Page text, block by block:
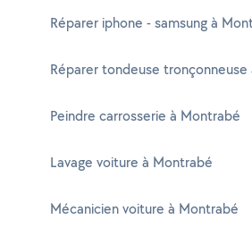
Réparer iphone - samsung à
Réparer tondeuse
Peindre carrosserie à Montrabé
Lavage voiture à Montrabé
Mécanicien voiture à Montrabé